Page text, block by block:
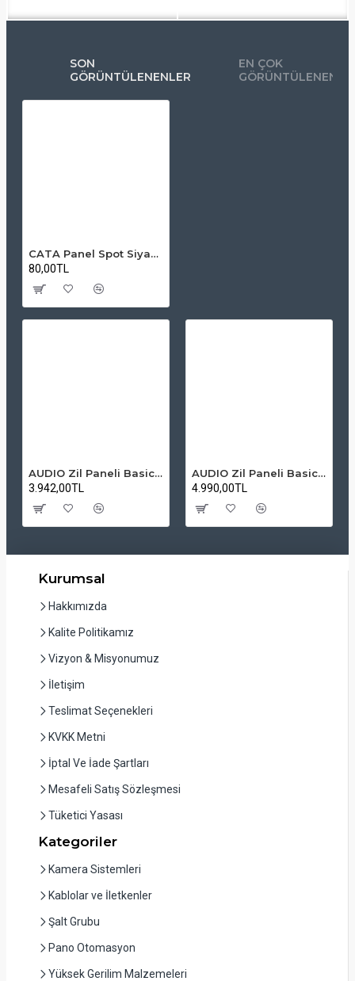
SON
GÖRÜNTÜLENENLER
EN ÇOK
CATA Panel Spot Siyah Kasa 6W 6400K – İç Mekan LED Aydınlatma
80,00TL
AUDIO Zil Paneli Basic Hpli Çift Buton 14'lü Sesli Apartman Diafon Kapı Paneli
3.942,00TL
AUDIO Zil Paneli Basic Hpli Çift Buton 20'li Sesli Apartman Diafon Kapı Paneli
4.990,00TL
Kurumsal
Hakkımızda
Kalite Politikamız
Vizyon & Misyonumuz
İletişim
Teslimat Seçenekleri
KVKK Metni
İptal Ve İade Şartları
Mesafeli Satış Sözleşmesi
Tüketici Yasası
Kategoriler
Kamera Sistemleri
Kablolar ve İletkenler
Şalt Grubu
Pano Otomasyon
Yüksek Gerilim Malzemeleri